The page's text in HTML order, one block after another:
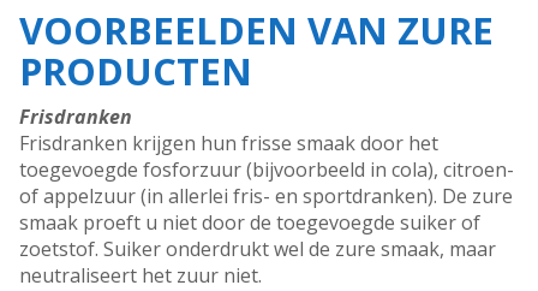
VOORBEELDEN VAN ZURE
PRODUCTEN
Frisdranken
Frisdranken krijgen hun frisse smaak door het
toegevoegde fosforzuur (bijvoorbeeld in cola), citroen-
of appelzuur (in allerlei fris- en sportdranken). De zure
smaak proeft u niet door de toegevoegde suiker of
zoetstof. Suiker onderdrukt wel de zure smaak, maar
neutraliseert het zuur niet.